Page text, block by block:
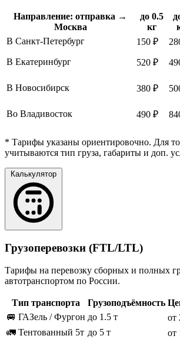
Направление: отправка →
Москва
до 0.5
кг
В Санкт-Петербург
150 ₽
В Екатеринбург 520 ₽
В Новосибирск 380 ₽
Во Владивосток 490 ₽
* Тарифы указаны ориентировочно. Для
учитываются тип груза, габариты и доп.
Калькулятор
Грузоперевозки (FTL/LTL)
Тарифы на перевозку сборных и полных
автотранспортом по России.
Тип транспорта Грузоподъёмность
🚐 ГАЗель / Фургон до 1.5 т от
🚛 Тентованный 5т до 5 т от